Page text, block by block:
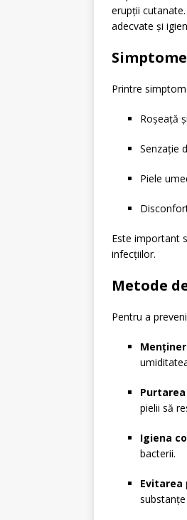
erupții cutanate.
adecvate și
Printre
Roșeață
Senzație
Piele
Este important
infecțiilor.
Metode
Pentru a
pielii să
Igiena
bacterii.